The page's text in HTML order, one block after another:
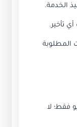
الخدمة.
تأخير.
المطلوبة
فقط؛ لا